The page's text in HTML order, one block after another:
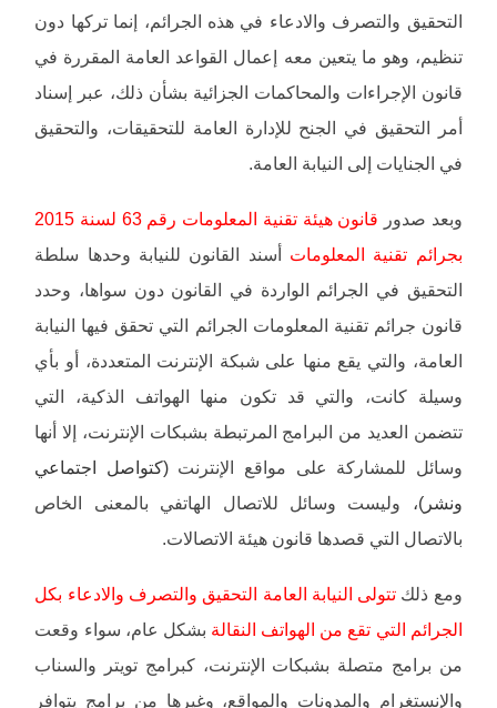
التحقيق والتصرف والادعاء في هذه الجرائم، إنما تركها دون
تنظيم، وهو ما يتعين معه إعمال القواعد العامة المقررة في
قانون الإجراءات والمحاكمات الجزائية بشأن ذلك، عبر إسناد
أمر التحقيق في الجنح للإدارة العامة للتحقيقات، والتحقيق
في الجنايات إلى النيابة العامة.
وبعد صدور
قانون هيئة تقنية المعلومات رقم 63 لسنة 2015
بجرائم تقنية المعلومات أسند القانون للنيابة وحدها سلطة
التحقيق في الجرائم الواردة في القانون دون سواها، وحدد
قانون جرائم تقنية المعلومات الجرائم التي تحقق فيها النيابة
العامة، والتي يقع منها على شبكة الإنترنت المتعددة، أو بأي
وسيلة كانت، والتي قد تكون منها الهواتف الذكية، التي
تتضمن العديد من البرامج المرتبطة بشبكات الإنترنت، إلا أنها
وسائل للمشاركة على مواقع الإنترنت(كتواصل اجتماعي
ونشر)، وليست وسائل للاتصال الهاتفي بالمعنى الخاص
بالاتصال التي قصدها قانون هيئة الاتصالات.
ومع ذلك تتولى النيابة العامة التحقيق والتصرف والادعاء بكل
الجرائم التي تقع من الهواتف النقالة بشكل عام، سواء وقعت
من برامج متصلة بشبكات الإنترنت، كبرامج تويتر والسناب
والإنستغرام والمدونات والمواقع، وغيرها من برامج يتوافر